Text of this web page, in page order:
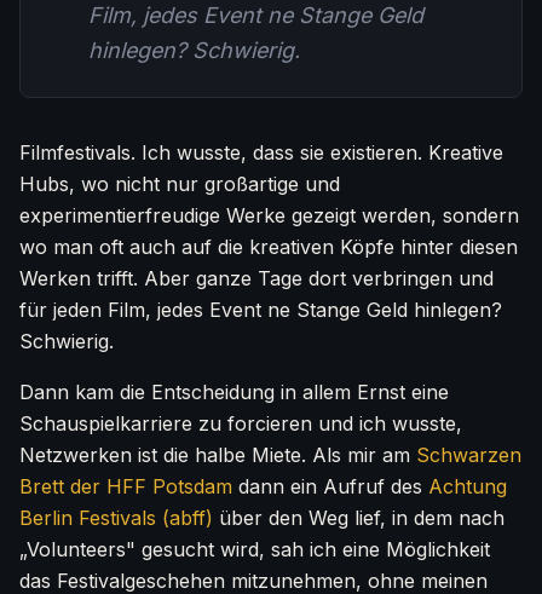
Film, jedes Event ne Stange Geld
hinlegen? Schwierig.
Filmfestivals. Ich wusste, dass sie existieren. Kreative
Hubs, wo nicht nur großartige und
experimentierfreudige Werke gezeigt werden, sondern
wo man oft auch auf die kreativen Köpfe hinter diesen
Werken trifft. Aber ganze Tage dort verbringen und
für jeden Film, jedes Event ne Stange Geld hinlegen?
Schwierig.
Dann kam die Entscheidung in allem Ernst eine
Schauspielkarriere zu forcieren und ich wusste,
Netzwerken ist die halbe Miete. Als mir am Schwarzen
Brett der HFF Potsdam dann ein Aufruf des Achtung
Berlin Festivals (abff) über den Weg lief, in dem nach
„Volunteers" gesucht wird, sah ich eine Möglichkeit
das Festivalgeschehen mitzunehmen, ohne meinen